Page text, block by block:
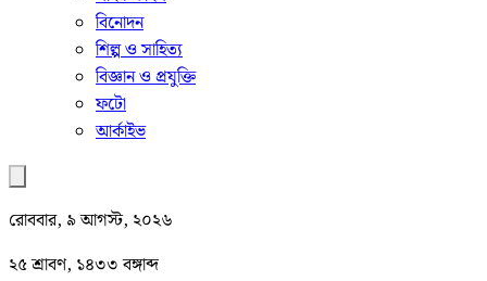
বিনোদন
শিল্প ও সাহিত্য
বিজ্ঞান ও প্রযুক্তি
ফটো
আর্কাইভ
রোববার, ৯ আগস্ট, ২০২৬
২৫ শ্রাবণ, ১৪৩৩ বঙ্গাব্দ